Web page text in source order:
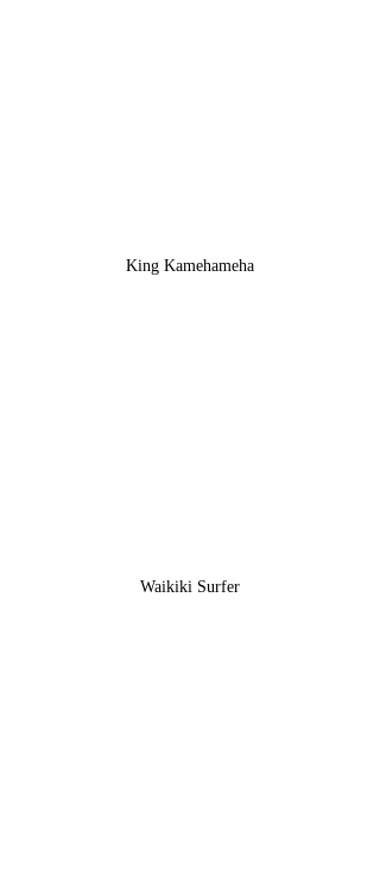
King Kamehameha
Waikiki Surfer